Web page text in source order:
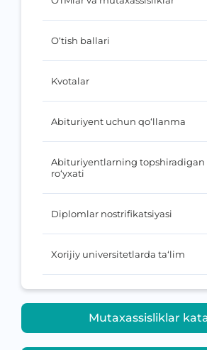
O‘tish ballari
Kvotalar
Abituriyent uchun qo‘llanma
Abituriyentlarning
ro‘yxati
Diplomlar nostrifikatsiyasi
Xorijiy universitetlarda ta‘lim
Mutaxassisliklar